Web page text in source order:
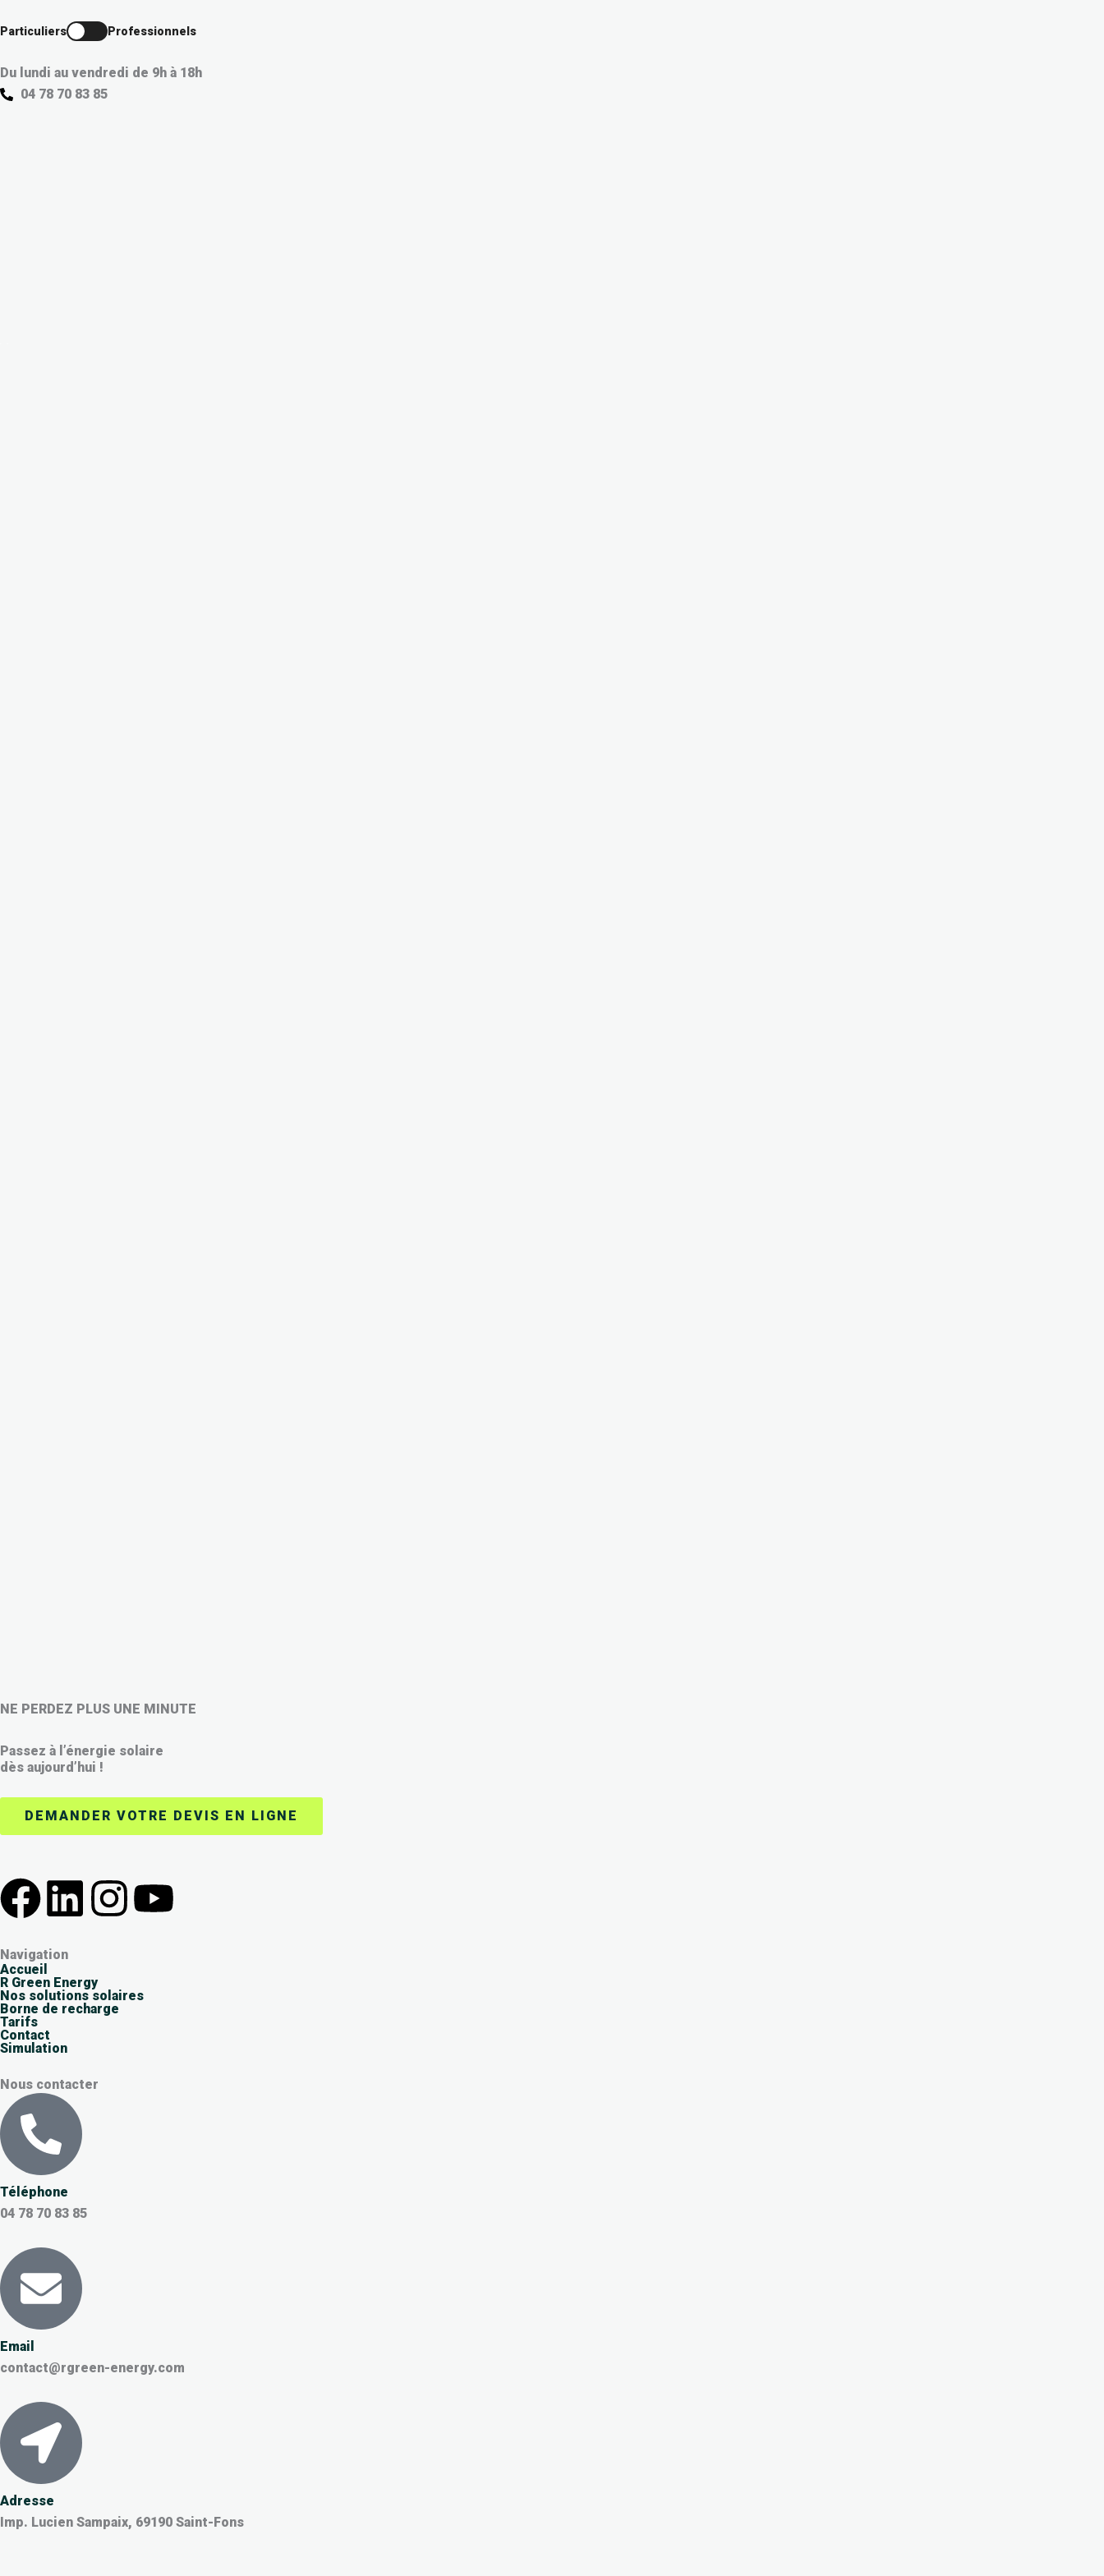
au
Particuliers Professionnels
Du lundi au vendredi de 9h à 18h
04 78 70 83 85
NE PERDEZ PLUS UNE MINUTE
Passez à l’énergie solaire
dès aujourd’hui !
DEMANDER VOTRE DEVIS EN LIGNE
F
a
c
e
b
o
o
k
L
i
n
k
e
d
n
I
s
t
Y
Navigation
Accueil
R Green Energy
Nos solutions solaires
Borne de recharge
Tarifs
Contact
Simulation
Nous contacter
Téléphone
04 78 70 83 85
Email
contact@rgreen-energy.com
Adresse
Imp. Lucien Sampaix, 69190 Saint-Fons